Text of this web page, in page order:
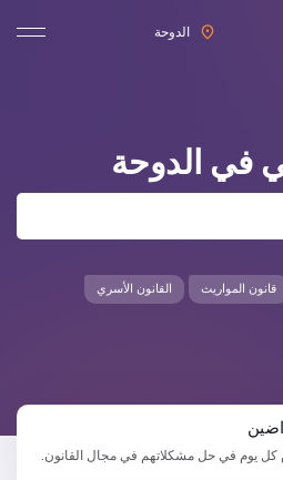
الدوحة
في الدوحة
القانون الأسري قانون المواريث
كل يوم في حل مشكلاتهم في مجال القانون.